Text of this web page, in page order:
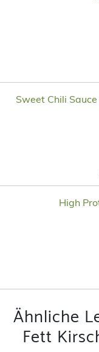
Sweet Chili
High
Ähnliche
Fett